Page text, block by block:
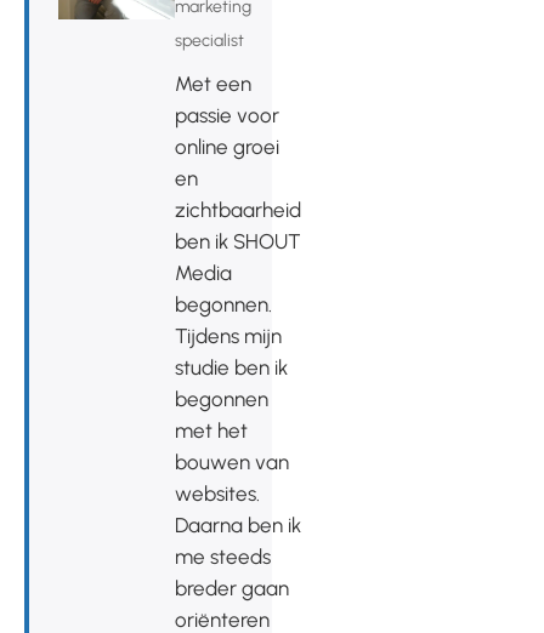
marketing
specialist
Met een
passie voor
online groei
en
zichtbaarheid
ben ik SHOUT
Media
begonnen.
Tijdens mijn
studie ben ik
begonnen
met het
bouwen van
websites.
Daarna ben ik
me steeds
breder gaan
oriënteren